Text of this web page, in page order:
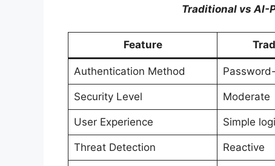
Traditional vs AI-
Feature
Authentication Method
Security Level Moderate
User Experience Simple
Threat Detection Reactive